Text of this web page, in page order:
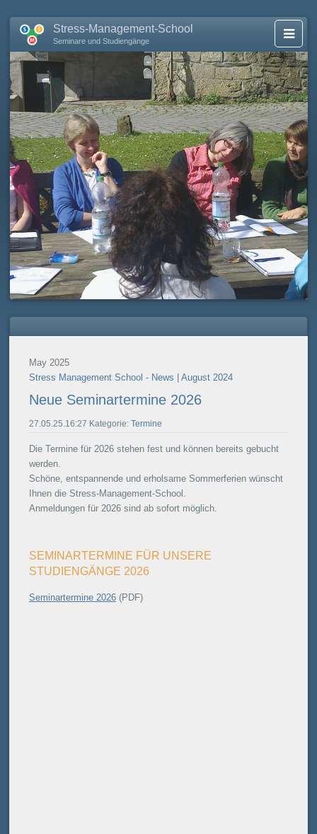
Stress-Management-School
Seminare und Studiengänge
May 2025
Stress Management School - News |August 2024
Neue Seminartermine 2026
27.05.25.16:27 Kategorie:Termine
Die Termine für 2026 stehen fest und können bereits gebucht
werden.
Schöne, entspannende und erholsame Sommerferien wünscht
Ihnen die Stress-Management-School.
Anmeldungen für 2026 sind ab sofort möglich.
SEMINARTERMINE FÜR UNSERE
STUDIENGÄNGE 2026
Seminartermine 2026 (PDF)